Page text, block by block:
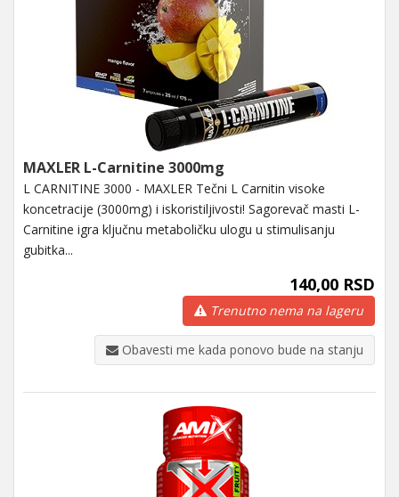
MAXLER L-Carnitine 3000mg
L CARNITINE 3000 - MAXLER Tečni L Carnitin visoke
koncetracije (3000mg) i iskoristiljivosti! Sagorevač masti L-
Carnitine igra ključnu metaboličku ulogu u stimulisanju
gubitka...
140,00 RSD
Trenutno nema na lageru
Obavesti me kada ponovo bude na stanju